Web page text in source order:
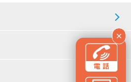
×